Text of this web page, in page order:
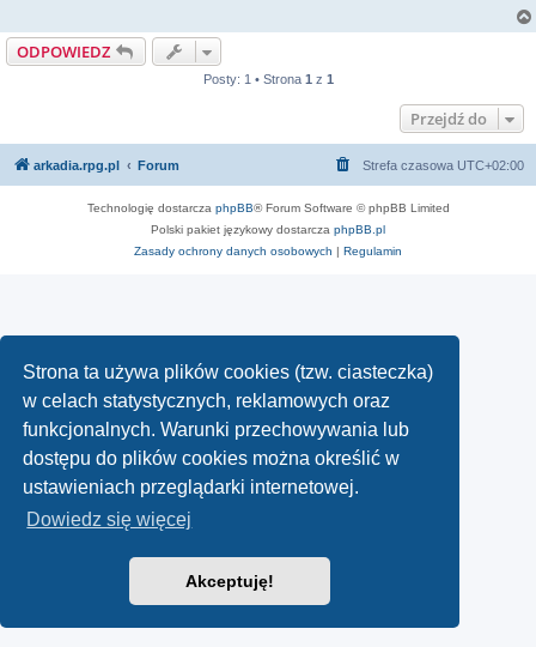
Strona ta używa plików cookies (tzw. ciasteczka)
w celach statystycznych, reklamowych oraz
funkcjonalnych. Warunki przechowywania lub
dostępu do plików cookies można określić w
ustawieniach przeglądarki internetowej.
Dowiedz się więcej
Akceptuję!
ODPOWIEDZ
Posty: 1 • Strona 1 z 1
Przejdź do
arkadia.rpg.pl Forum Strefa czasowa UTC+02:00
Technologię dostarcza phpBB® Forum Software © phpBB Limited
Polski pakiet językowy dostarcza phpBB.pl
Zasady ochrony danych osobowych | Regulamin